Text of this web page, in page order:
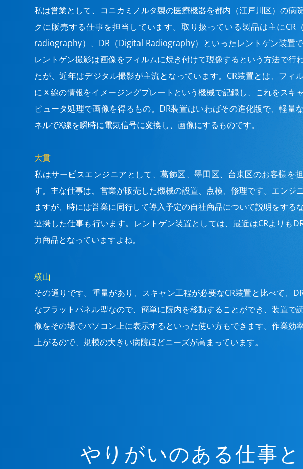
私は営業として、コニカミノルタ製の医療機器を都内（江戸川区）の病
クに販売する仕事を担当しています。取り扱っている製品は主にCR
radiography）、DR（Digital Radiography）といったレントゲン装置
レントゲン撮影は画像をフィルムに焼き付けて現像するという方法で行
たが、近年はデジタル撮影が主流となっています。CR装置とは、フィ
にＸ線の情報をイメージングプレートという機械で記録し、これをスキ
ピュータ処理で画像を得るもの。DR装置はいわばその進化版で、軽量
ネルでX線を瞬時に電気信号に変換し、画像にするものです。
大貫
私はサービスエンジニアとして、葛飾区、墨田区、台東区のお客様を
す。主な仕事は、営業が販売した機械の設置、点検、修理です。エンジ
ますが、時には営業に同行して導入予定の自社商品について説明をする
連携した仕事も行います。レントゲン装置としては、最近はCRよりも
力商品となっていますよね。
横山
その通りです。重量があり、スキャン工程が必要なCR装置と比べて、
なフラットパネル型なので、簡単に院内を移動することができ、装置で
像をその場でパソコン上に表示するといった使い方もできます。作業効
上がるので、規模の大きい病院ほどニーズが高まっています。
やりがいのある仕事